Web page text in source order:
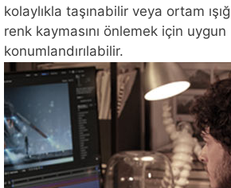
kolaylıkla taşınabilir veya ortam
renk kaymasını önlemek için
konumlandırılabilir.